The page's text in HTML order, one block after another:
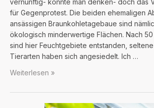
für Gegenprotest. Die beiden ehemaligen
ansässigen Braunkohletagebaue sind
ökologisch minderwertige Flächen. Nach
sind hier Feuchtgebiete entstanden,
Tierarten haben sich angesiedelt. Ich …
Ökos
Öko
Weiterlesen »